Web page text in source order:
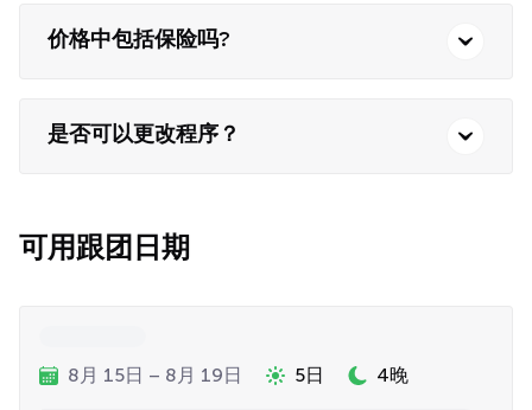
价格中包括保险吗?
是否可以更改程序？
可用跟团日期
8月 15日 – 8月 19日 5日 4晚